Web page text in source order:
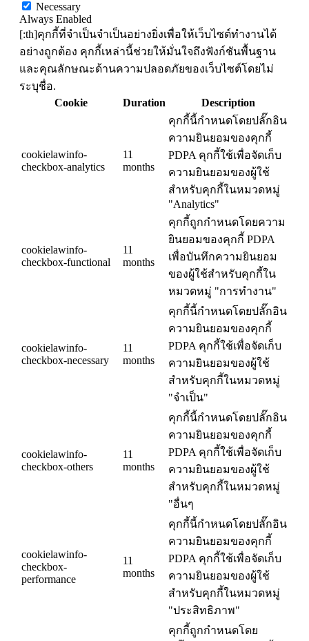
Necessary
Always Enabled
[:th]คุกกี้ที่จำเป็นจำเป็นอย่างยิ่งเพื่อให้เว็บไซต์ทำงานได้
อย่างถูกต้อง คุกกี้เหล่านี้ช่วยให้มั่นใจถึงฟังก์ชันพื้นฐาน
และคุณลักษณะด้านความปลอดภัยของเว็บไซต์โดยไม่
ระบุชื่อ.
Cookie
Duration Description
cookielawinfo-
checkbox-analytics
11
months
คุกกี้นี้กำหนดโดยปลั๊กอิน
ความยินยอมของคุกกี้
PDPA คุกกี้ใช้เพื่อจัดเก็บ
ความยินยอมของผู้ใช้
สำหรับคุกกี้ในหมวดหมู่
"Analytics"
cookielawinfo-
checkbox-functional
11
months
คุกกี้ถูกกำหนดโดยความ
ยินยอมของคุกกี้ PDPA
เพื่อบันทึกความยินยอม
ของผู้ใช้สำหรับคุกกี้ใน
หมวดหมู่ "การทำงาน"
cookielawinfo-
checkbox-necessary
11
months
คุกกี้นี้กำหนดโดยปลั๊กอิน
ความยินยอมของคุกกี้
PDPA คุกกี้ใช้เพื่อจัดเก็บ
ความยินยอมของผู้ใช้
สำหรับคุกกี้ในหมวดหมู่
"จำเป็น"
cookielawinfo-
checkbox-others
11
months
คุกกี้นี้กำหนดโดยปลั๊กอิน
ความยินยอมของคุกกี้
PDPA คุกกี้ใช้เพื่อจัดเก็บ
ความยินยอมของผู้ใช้
สำหรับคุกกี้ในหมวดหมู่
"อื่นๆ
cookielawinfo-
checkbox-
performance
11
months
คุกกี้นี้กำหนดโดยปลั๊กอิน
ความยินยอมของคุกกี้
PDPA คุกกี้ใช้เพื่อจัดเก็บ
ความยินยอมของผู้ใช้
สำหรับคุกกี้ในหมวดหมู่
"ประสิทธิภาพ"
คุกกี้ถูกกำหนดโดย